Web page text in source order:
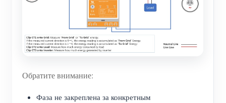
Обратите внимание:
Фаза не закреплена за конкретным